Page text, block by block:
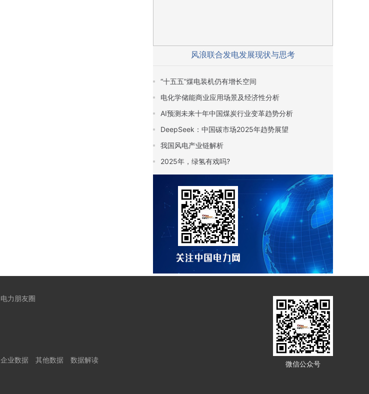
风浪联合发电发展现状与思考
“十五五”煤电装机仍有增长空间
电化学储能商业应用场景及经济性分析
AI预测未来十年中国煤炭行业变革趋势分析
DeepSeek：中国碳市场2025年趋势展望
我国风电产业链解析
2025年，绿氢有戏吗?
微信公众号
电力朋友圈
企业数据 其他数据 数据解读